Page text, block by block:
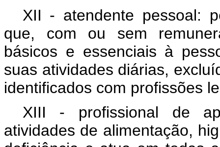
XII - atendente pessoal:
que, com ou sem
básicos e essenciais à
suas atividades diárias,
identificados com profissões
XIII - profissional de
atividades de alimentação,